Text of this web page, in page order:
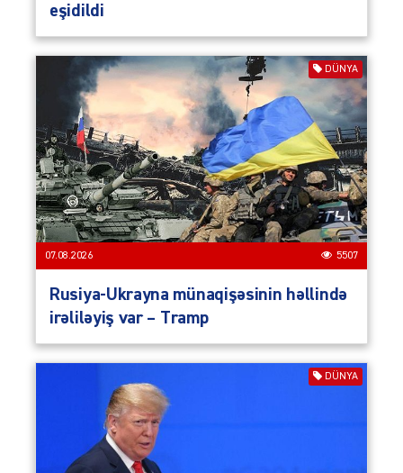
eşidildi
DÜNYA
07.08.2026 5507
Rusiya-Ukrayna münaqişəsinin həllində
irəliləyiş var – Tramp
DÜNYA